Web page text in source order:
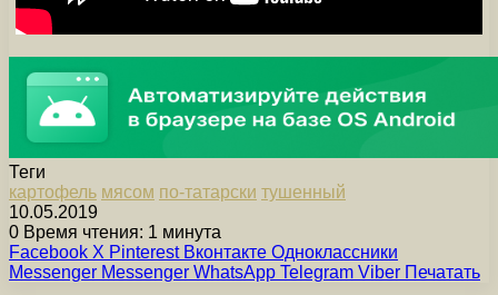
Теги
картофель мясом по-татарски тушенный
10.05.2019
0 Время чтения: 1 минута
Facebook X Pinterest Вконтакте Одноклассники
Messenger Messenger WhatsApp Telegram Viber Печатать